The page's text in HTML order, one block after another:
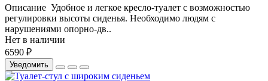
Описание Удобное и легкое кресло-туалет с возможностью
регулировки высоты сиденья. Необходимо людям с
нарушениями опорно-дв..
Нет в наличии
6590 ₽
Уведомить